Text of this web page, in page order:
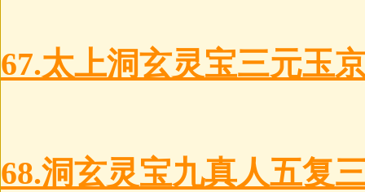
67.太上洞玄灵宝三元玉
68.洞玄灵宝九真人五复